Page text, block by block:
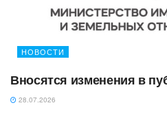
НОВОСТИ
Вносятся изменения в
28.07.2026